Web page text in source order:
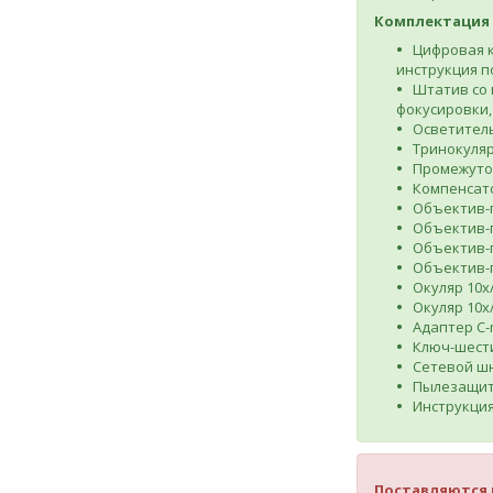
Комплектация
Цифровая
инструкция
Штатив со
Объектив-
Объектив-
Объектив-
Объектив-
Окуляр
Окуляр
Адаптер
Ключ-
Сетевой